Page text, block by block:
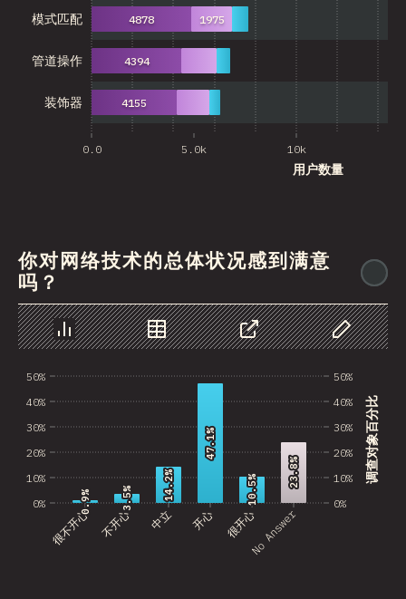
0.0 5.0k 10k
用户数量
装饰器
管道操作
模式匹配
4155
4394
4878 1975
你对网络技术的总体状况感到满意
吗？
图表 数据 分享 自定义数据
0%
10%
20%
30%
40%
50%
调查对象百分比
很不开心 不开心 中立 开心 很开心No Answer
0%
10%
20%
30%
40%
50%
0.9%
0.9% 3.5%
3.5% 14.2%
14.2%
47.1%
47.1%
10.5%
10.5%
23.8%
23.8%